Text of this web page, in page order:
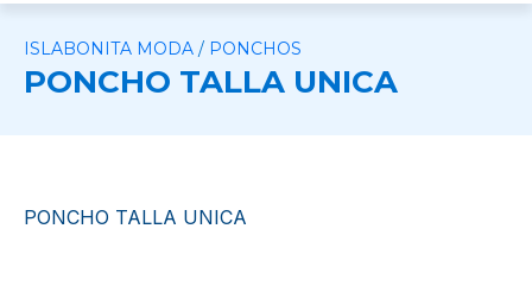
ISLABONITA MODA / PONCHOS
PONCHO TALLA UNICA
PONCHO TALLA UNICA